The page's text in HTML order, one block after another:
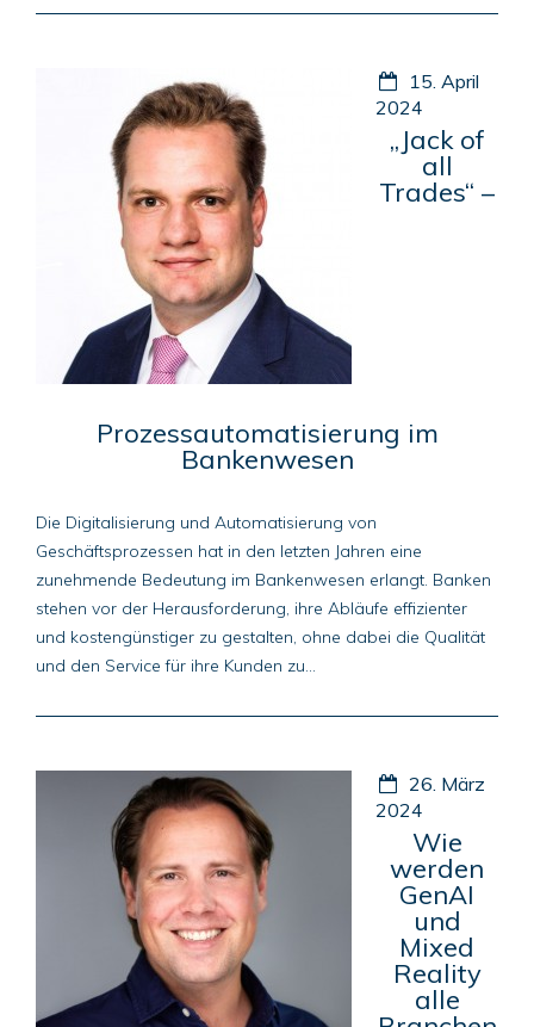
15. April
2024
„Jack of
all
Trades“ –
Prozessautomatisierung im
Bankenwesen
Die Digitalisierung und Automatisierung von
Geschäftsprozessen hat in den letzten Jahren eine
zunehmende Bedeutung im Bankenwesen erlangt. Banken
stehen vor der Herausforderung, ihre Abläufe effizienter
und kostengünstiger zu gestalten, ohne dabei die Qualität
und den Service für ihre Kunden zu...
26. März
2024
Wie
werden
GenAI
und
Mixed
Reality
alle